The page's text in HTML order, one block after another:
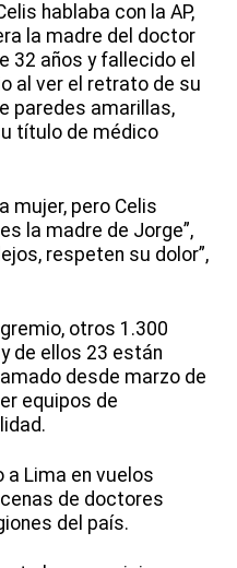
hablaba con la AP,
la madre del doctor
32 años y fallecido el
al ver el retrato de su
paredes amarillas,
título de médico
mujer, pero Celis
la madre de Jorge”,
respeten su dolor”,
otros 1.300
de ellos 23 están
desde marzo de
equipos de
a Lima en vuelos
de doctores
del país.